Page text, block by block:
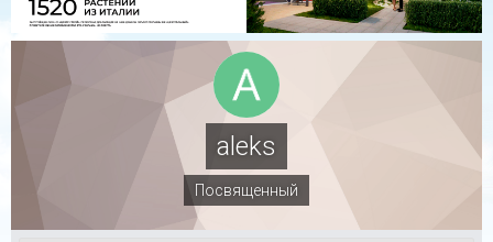
aleks
Посвященный